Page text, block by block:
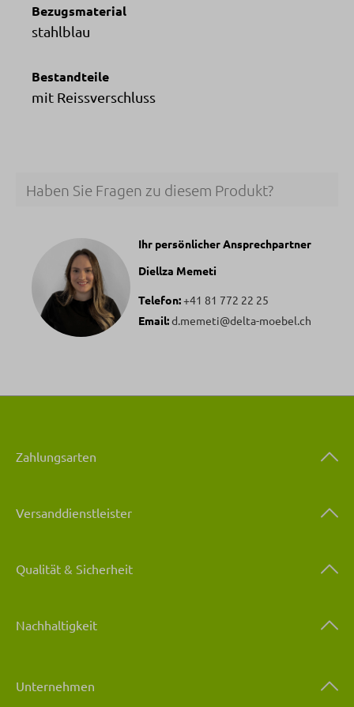
Bezugsmaterial
stahlblau
Bestandteile
mit Reissverschluss
Haben Sie Fragen zu diesem Produkt?
Ihr persönlicher Ansprechpartner
Diellza Memeti
Telefon:+41 81 772 22 25
Email:d.memeti@delta-moebel.ch
Zahlungsarten
Versanddienstleister
Qualität & Sicherheit
Nachhaltigkeit
Unternehmen